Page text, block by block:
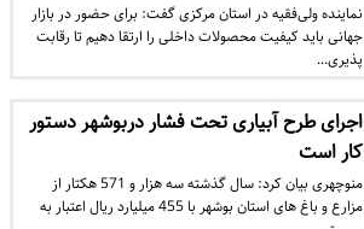
نماینده ولی‌فقیه در استان مرکزی گفت: برای حضور در بازار
جهانی باید کیفیت محصولات داخلی را ارتقا دهیم تا رقابت
پذیری…
اجرای طرح آبیاری تحت فشار دربوشهر دستور
کار است
منوچهری بیان کرد: سال گذشته سه هزار و 571 هکتار از
مزارع و باغ های استان بوشهر با 455 میلیارد ریال اعتبار به